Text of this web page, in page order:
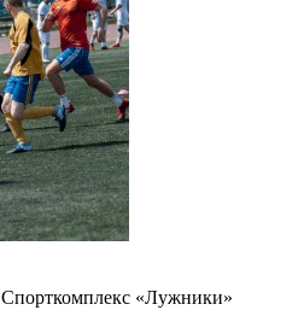
Спорткомплекс «Лужники»